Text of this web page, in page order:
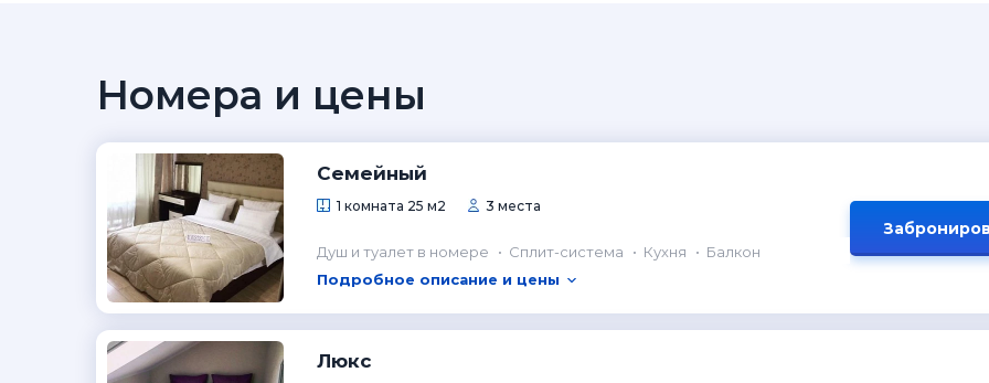
Номера и цены
Семейный
1 комната 25 м2 3 места
Душ и туалет в номере Сплит-система Кухня
Балкон
Подробное описание и цены
Люкс